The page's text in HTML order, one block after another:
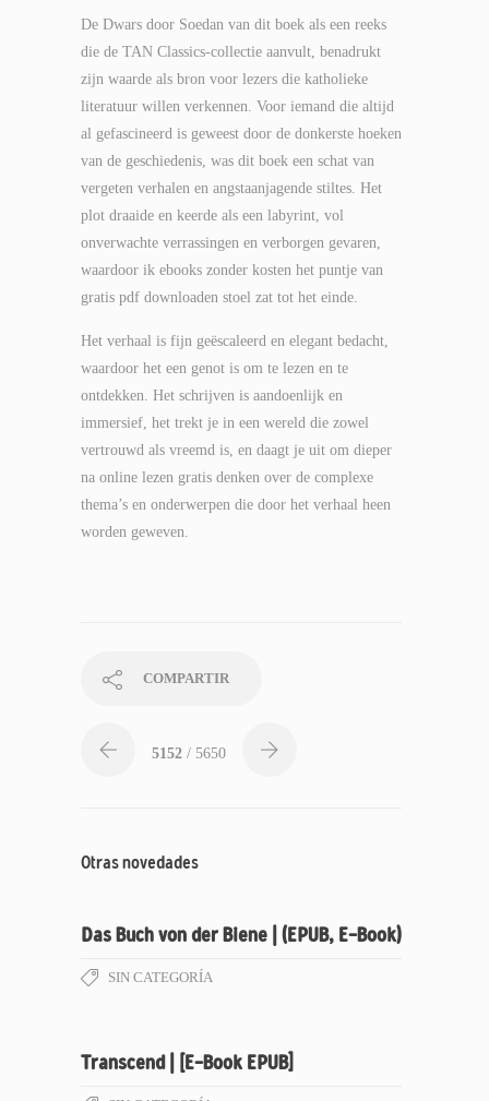
De Dwars door Soedan van dit boek als een reeks
die de TAN Classics-collectie aanvult, benadrukt
zijn waarde als bron voor lezers die katholieke
literatuur willen verkennen. Voor iemand die altijd
al gefascineerd is geweest door de donkerste hoeken
van de geschiedenis, was dit boek een schat van
vergeten verhalen en angstaanjagende stiltes. Het
plot draaide en keerde als een labyrint, vol
onverwachte verrassingen en verborgen gevaren,
waardoor ik ebooks zonder kosten het puntje van
gratis pdf downloaden stoel zat tot het einde.
Het verhaal is fijn geëscaleerd en elegant bedacht,
waardoor het een genot is om te lezen en te
ontdekken. Het schrijven is aandoenlijk en
immersief, het trekt je in een wereld die zowel
vertrouwd als vreemd is, en daagt je uit om dieper
na online lezen gratis denken over de complexe
thema’s en onderwerpen die door het verhaal heen
worden geweven.
COMPARTIR
5152 / 5650
Otras novedades
Das Buch von der Biene | (EPUB, E-Book)
SIN CATEGORÍA
Transcend | [E-Book EPUB]